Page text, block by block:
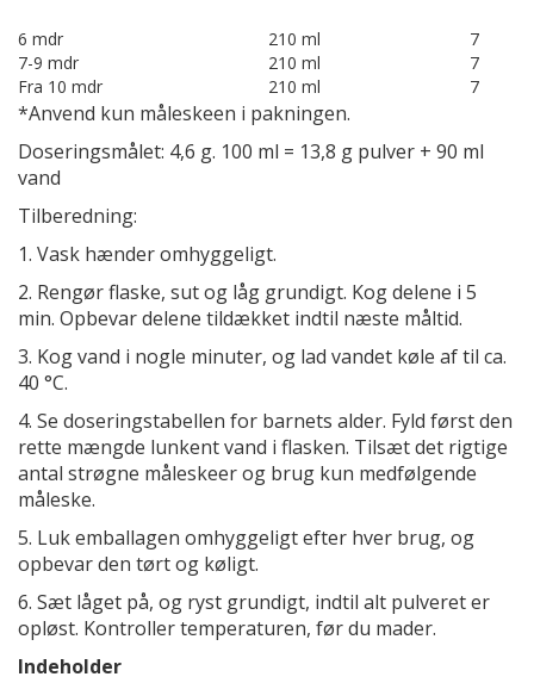
6 mdr 210 ml
7
7-9 mdr
210 ml
7
Fra 10 mdr
210 ml 7
*Anvend kun måleskeen i pakningen.
Doseringsmålet: 4,6 g. 100 ml = 13,8 g pulver + 90 ml
vand
Tilberedning:
1. Vask hænder omhyggeligt.
2. Rengør flaske, sut og låg grundigt. Kog delene i 5
min. Opbevar delene tildækket indtil næste måltid.
3. Kog vand i nogle minuter, og lad vandet køle af til ca.
40 °C.
4. Se doseringstabellen for barnets alder. Fyld først den
rette mængde lunkent vand i flasken. Tilsæt det rigtige
antal strøgne måleskeer og brug kun medfølgende
måleske.
5. Luk emballagen omhyggeligt efter hver brug, og
opbevar den tørt og køligt.
6. Sæt låget på, og ryst grundigt, indtil alt pulveret er
opløst. Kontroller temperaturen, før du mader.
Indeholder